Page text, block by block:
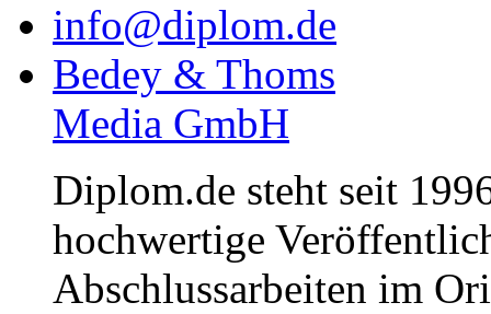
info@diplom.de
Bedey & Thoms
Media GmbH
Diplom.de steht seit
hochwertige
Abschlussarbeiten im